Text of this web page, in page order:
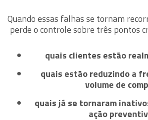
Quando essas falhas se tornam
perde o controle sobre três pontos
quais clientes estão
quais estão reduzindo a
volume de
quais já se tornaram
ação